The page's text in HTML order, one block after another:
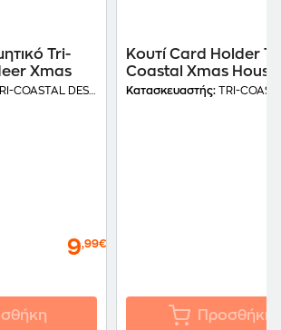
Tri-
Xmas
COASTAL DESIGN
9,99€
Κουτί Card Holder
Coastal Xmas House
Κατασκευαστής: TRI-COASTAL
Προσθήκη